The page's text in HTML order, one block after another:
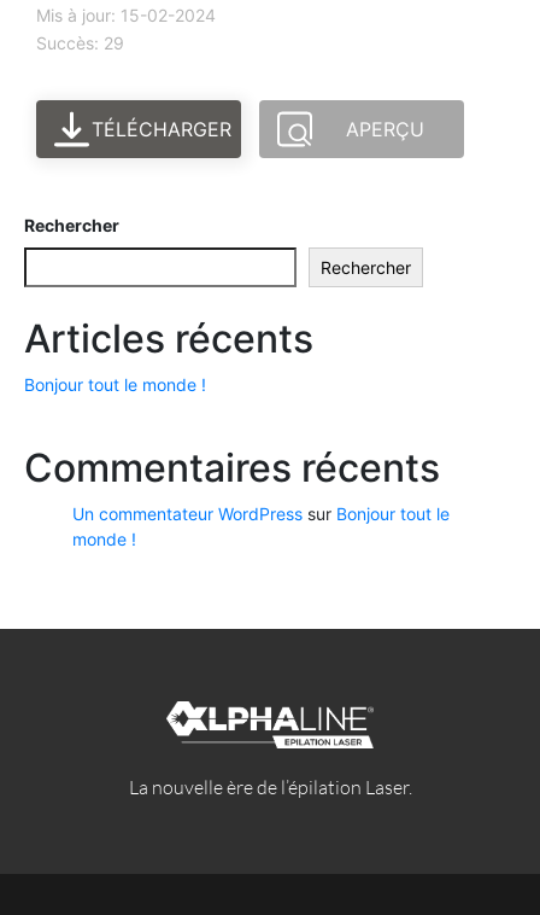
Mis à jour: 15-02-2024
Succès: 29
TÉLÉCHARGER APERÇU
Rechercher
Rechercher
Articles récents
Bonjour tout le monde !
Commentaires récents
Un commentateur WordPress sur Bonjour tout le
monde !
La nouvelle ère de l’épilation Laser.